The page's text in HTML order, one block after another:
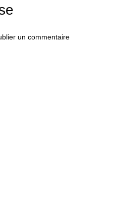
un commentaire